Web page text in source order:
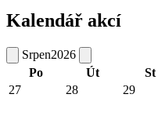
Kalendář akcí
Srpen2026
Po
Út St
27
28 29